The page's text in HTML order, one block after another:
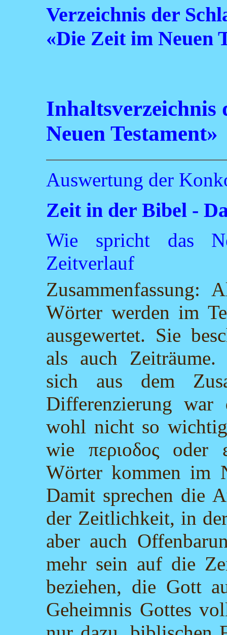
Verzeichnis der
«Die Zeit im Neuen
Inhaltsverzeichnis
Neuen Testament»
Auswertung der
Zeit in der Bibel -
Wie spricht das
Zeitverlauf
Zusammenfassung:
Wörter werden im
ausgewertet. Sie
als auch Zeiträume.
sich aus dem
Differenzierung war
wohl nicht so
wie περιοδος oder
Wörter kommen im
Damit sprechen die
der Zeitlichkeit, in
aber auch
mehr sein auf die
beziehen, die Gott
Geheimnis Gottes